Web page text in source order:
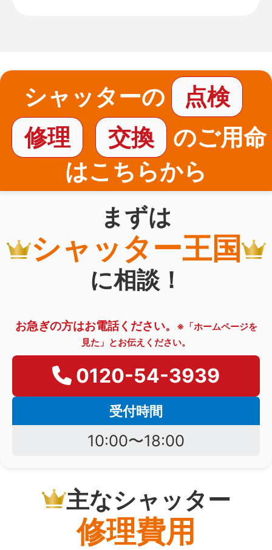
シャッターの
点検
修理
交換
のご用命
はこちらから
まずは
シャッター王国
に相談！
お急ぎの方はお電話ください。
※「ホームページを
見た」とお伝えください。
0120-54-3939
受付時間
10:00〜18:00
主なシャッター
修理費用